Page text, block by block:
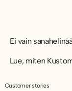
Ei vain
Lue, miten
Customer stories